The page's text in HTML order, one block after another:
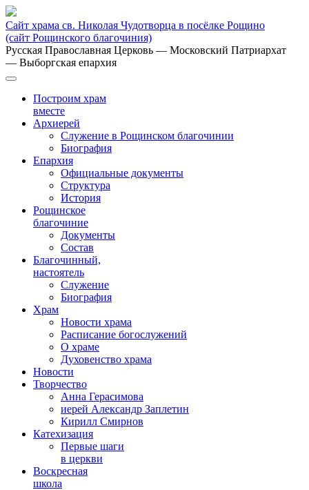
Сайт храма св. Николая Чудотворца в посёлке Рощино
(сайт Рощинского благочиния)
Русская Православная Церковь — Московский Патриархат
— Выборгская епархия
Построим храм
вместе
Архиерей
Служение в Рощинском благочинии
Биография
Епархия
Официальные документы
Структура
История
Рощинское
благочиние
Документы
Состав
Благочинный,
настоятель
Служение
Биография
Храм
Новости храма
Расписание богослужений
О храме
Духовенство храма
Новости
Творчество
Анна Герасимова
иерей Александр Заплетин
Кирилл Смирнов
Катехизация
Первые шаги
в церкви
Воскресная
школа